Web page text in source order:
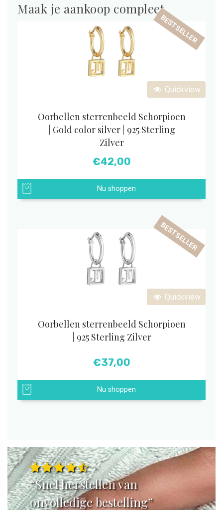
Maak je aankoop compleet
Quickview
BESTSELLER
Oorbellen sterrenbeeld Schorpioen
| Gold color silver | 925 Sterling
Zilver
€42,00
Nu shoppen
Quickview
BESTSELLER
Oorbellen sterrenbeeld Schorpioen
| 925 Sterling Zilver
€37,00
Nu shoppen
“Snel herstellen van
onvolledige bestelling”